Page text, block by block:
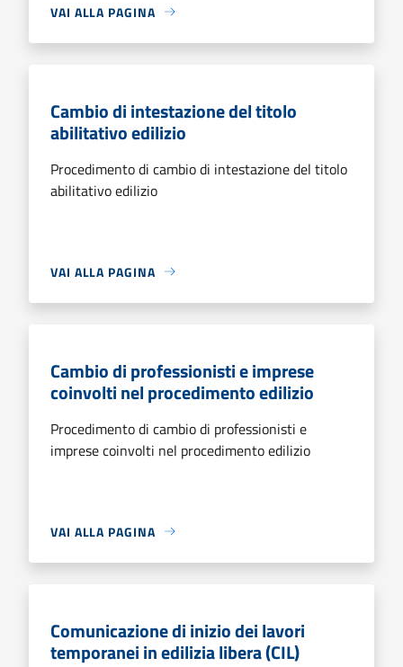
VAI ALLA PAGINA
Cambio di intestazione del titolo
abilitativo edilizio
Procedimento di cambio di intestazione del titolo
abilitativo edilizio
VAI ALLA PAGINA
Cambio di professionisti e imprese
coinvolti nel procedimento edilizio
Procedimento di cambio di professionisti e
imprese coinvolti nel procedimento edilizio
VAI ALLA PAGINA
Comunicazione di inizio dei lavori
temporanei in edilizia libera (CIL)